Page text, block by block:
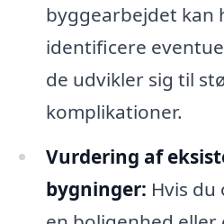
byggearbejdet kan
identificere
de udvikler sig til
komplikationer.
Vurdering af
bygninger: Hvis